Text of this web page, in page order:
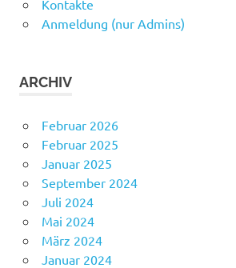
Kontakte
Anmeldung (nur Admins)
ARCHIV
Februar 2026
Februar 2025
Januar 2025
September 2024
Juli 2024
Mai 2024
März 2024
Januar 2024